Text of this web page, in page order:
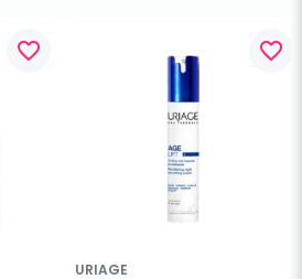
favorite_border favorite_border
URIAGE